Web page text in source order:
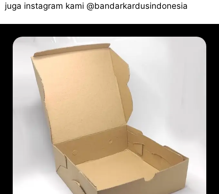
juga instagram kami @bandarkardusindonesia